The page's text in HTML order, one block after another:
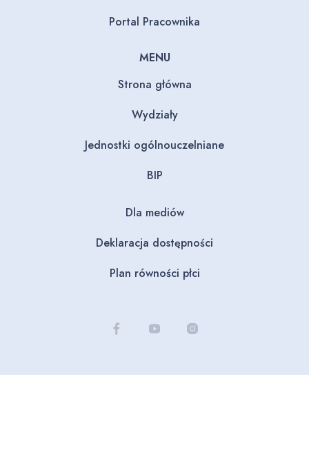
Portal Pracownika
MENU
Strona główna
Wydziały
Jednostki ogólnouczelniane
BIP
Dla mediów
Deklaracja dostępności
Plan równości płci